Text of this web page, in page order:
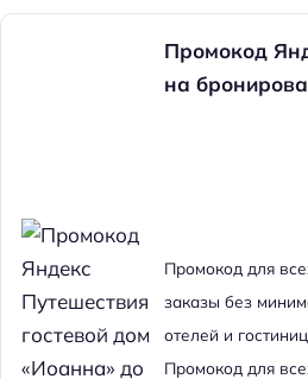
Промокод
на
Промокод для
заказы без
отелей и
Промокод для